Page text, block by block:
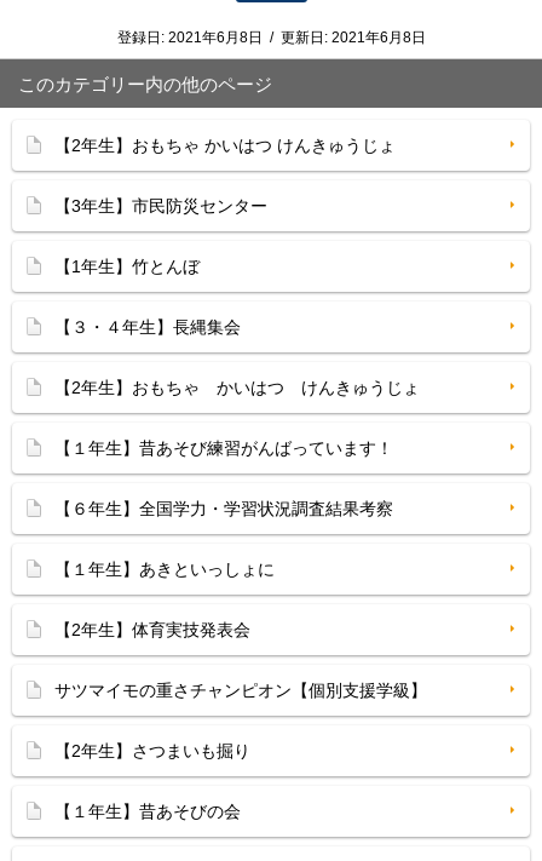
登録日: 2021年6月8日 / 更新日: 2021年6月8日
このカテゴリー内の他のページ
【2年生】おもちゃ かいはつ けんきゅうじょ
【3年生】市民防災センター
【1年生】竹とんぼ
【３・４年生】長縄集会
【2年生】おもちゃ かいはつ けんきゅうじょ
【１年生】昔あそび練習がんばっています！
【６年生】全国学力・学習状況調査結果考察
【１年生】あきといっしょに
【2年生】体育実技発表会
サツマイモの重さチャンピオン【個別支援学級】
【2年生】さつまいも掘り
【１年生】昔あそびの会